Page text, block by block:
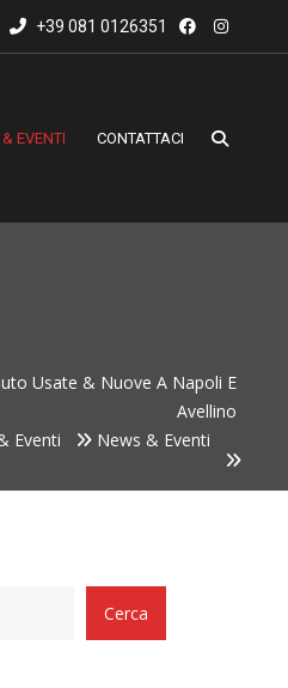
+39 081 0126351
EVENTI CONTATTACI
Usate & Nuove A Napoli E
Avellino
Eventi
News & Eventi
Cerca